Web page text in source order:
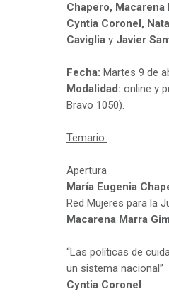
Chapero, Macarena
Cyntia Coronel,
Caviglia y Javier
Fecha: Martes 9 de
Modalidad: online y
Bravo 1050).
Temario:
Apertura
María Eugenia
Red Mujeres para la
Macarena Marra
“Las políticas de
un sistema nacional”
Cyntia Coronel